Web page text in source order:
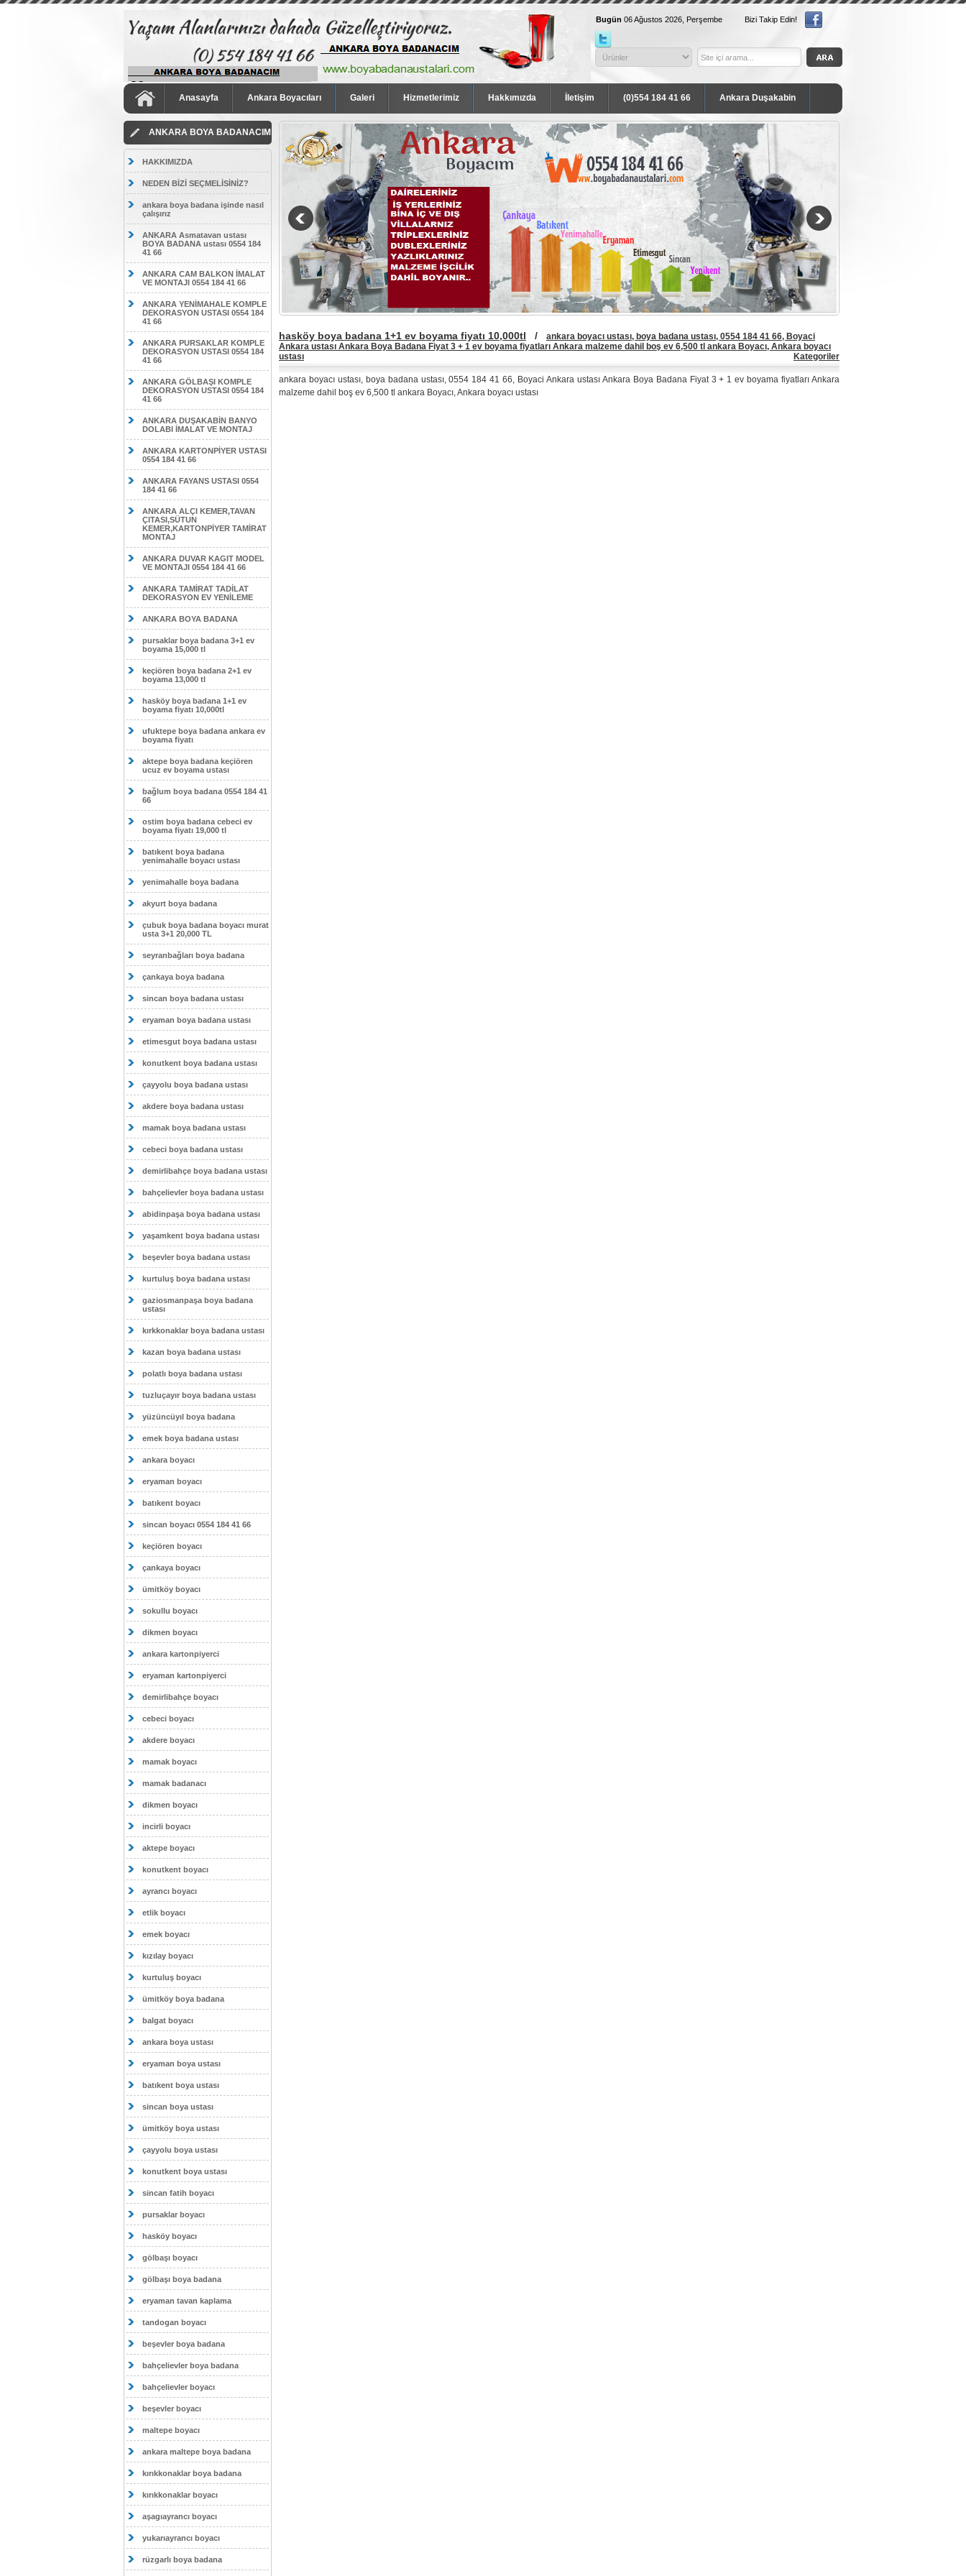
Bugün 06 Ağustos 2026, Perşembe Bizi Takip Edin!
Anasayfa Ankara Boyacıları Galeri Hizmetlerimiz Hakkımızda İletişim (0)554 184 41 66 Ankara Duşakabin
ANKARA BOYA BADANACIM
HAKKIMIZDA
NEDEN BİZİ SEÇMELİSİNİZ?
ankara boya badana işinde nasıl
çalışırız
ANKARA Asmatavan ustası
BOYA BADANA ustası 0554 184
41 66
ANKARA CAM BALKON İMALAT
VE MONTAJI 0554 184 41 66
ANKARA YENİMAHALE KOMPLE
DEKORASYON USTASI 0554 184
41 66
ANKARA PURSAKLAR KOMPLE
DEKORASYON USTASI 0554 184
41 66
ANKARA GÖLBAŞI KOMPLE
DEKORASYON USTASI 0554 184
41 66
ANKARA DUŞAKABİN BANYO
DOLABI İMALAT VE MONTAJ
ANKARA KARTONPİYER USTASI
0554 184 41 66
ANKARA FAYANS USTASI 0554
184 41 66
ANKARA ALÇI KEMER,TAVAN
ÇITASI,SÜTUN
KEMER,KARTONPİYER TAMİRAT
MONTAJ
ANKARA DUVAR KAGIT MODEL
VE MONTAJI 0554 184 41 66
ANKARA TAMİRAT TADİLAT
DEKORASYON EV YENİLEME
ANKARA BOYA BADANA
pursaklar boya badana 3+1 ev
boyama 15,000 tl
keçiören boya badana 2+1 ev
boyama 13,000 tl
hasköy boya badana 1+1 ev
boyama fiyatı 10,000tl
ufuktepe boya badana ankara ev
boyama fiyatı
aktepe boya badana keçiören
ucuz ev boyama ustası
bağlum boya badana 0554 184 41
66
ostim boya badana cebeci ev
boyama fiyatı 19,000 tl
batıkent boya badana
yenimahalle boyacı ustası
yenimahalle boya badana
akyurt boya badana
çubuk boya badana boyacı murat
usta 3+1 20,000 TL
seyranbağları boya badana
çankaya boya badana
sincan boya badana ustası
eryaman boya badana ustası
etimesgut boya badana ustası
konutkent boya badana ustası
çayyolu boya badana ustası
akdere boya badana ustası
mamak boya badana ustası
cebeci boya badana ustası
demirlibahçe boya badana ustası
bahçelievler boya badana ustası
abidinpaşa boya badana ustası
yaşamkent boya badana ustası
beşevler boya badana ustası
kurtuluş boya badana ustası
gaziosmanpaşa boya badana
ustası
kırkkonaklar boya badana ustası
kazan boya badana ustası
polatlı boya badana ustası
tuzluçayır boya badana ustası
yüzüncüyıl boya badana
emek boya badana ustası
ankara boyacı
eryaman boyacı
batıkent boyacı
sincan boyacı 0554 184 41 66
keçiören boyacı
çankaya boyacı
ümitköy boyacı
sokullu boyacı
dikmen boyacı
ankara kartonpiyerci
eryaman kartonpiyerci
demirlibahçe boyacı
cebeci boyacı
akdere boyacı
mamak boyacı
mamak badanacı
dikmen boyacı
incirli boyacı
aktepe boyacı
konutkent boyacı
ayrancı boyacı
etlik boyacı
emek boyacı
kızılay boyacı
kurtuluş boyacı
ümitköy boya badana
balgat boyacı
ankara boya ustası
eryaman boya ustası
batıkent boya ustası
sincan boya ustası
ümitköy boya ustası
çayyolu boya ustası
konutkent boya ustası
sincan fatih boyacı
pursaklar boyacı
hasköy boyacı
gölbaşı boyacı
gölbaşı boya badana
eryaman tavan kaplama
tandogan boyacı
beşevler boya badana
bahçelievler boya badana
bahçelievler boyacı
beşevler boyacı
maltepe boyacı
ankara maltepe boya badana
kırıkkonaklar boya badana
kırıkkonaklar boyacı
aşagıayrancı boyacı
yukarıayrancı boyacı
rüzgarlı boya badana
hasköy boya badana 1+1 ev boyama fiyatı 10,000tl / ankara boyacı ustası, boya badana ustası, 0554 184 41 66, Boyaci
Ankara ustası Ankara Boya Badana Fiyat 3 + 1 ev boyama fiyatları Ankara malzeme dahil boş ev 6,500 tl ankara Boyacı, Ankara boyacı
ustası
Kategoriler
ankara boyacı ustası, boya badana ustası, 0554 184 41 66, Boyaci Ankara ustası Ankara Boya Badana Fiyat 3 + 1 ev boyama fiyatları Ankara
malzeme dahil boş ev 6,500 tl ankara Boyacı, Ankara boyacı ustası